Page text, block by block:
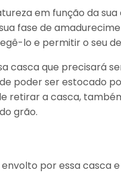
em função da
fase de
lo e permitir o seu
casca que precisará
poder ser estocado
retirar a casca,
grão.
por essa casca